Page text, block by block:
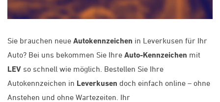
Sie brauchen neue Autokennzeichen in Leverkusen für Ihr
Auto? Bei uns bekommen Sie Ihre Auto-Kennzeichen mit
LEV so schnell wie möglich. Bestellen Sie Ihre
Autokennzeichen in Leverkusen doch einfach online – ohne
Anstehen und ohne Wartezeiten. Ihr